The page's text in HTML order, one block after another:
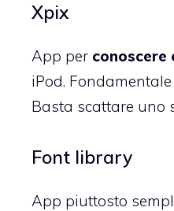
Xpix
App per conoscere
iPod.
Basta scattare uno
Font library
App piuttosto